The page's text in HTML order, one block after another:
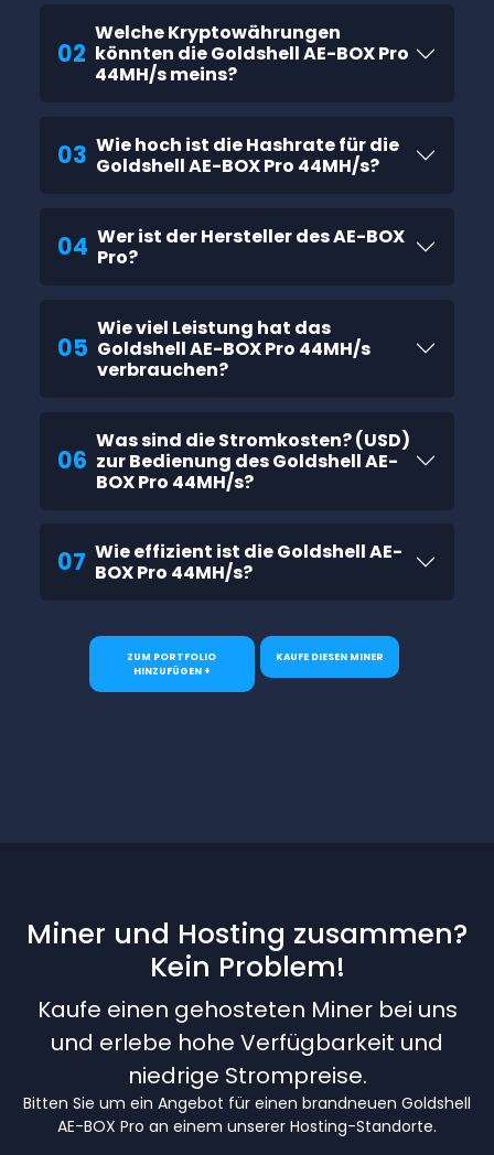
02
Welche Kryptowährungen
könnten die Goldshell AE-BOX Pro
44MH/s meins?
03 Wie hoch ist die Hashrate für die
Goldshell AE-BOX Pro 44MH/s?
04 Wer ist der Hersteller des AE-BOX
Pro?
05
Wie viel Leistung hat das
Goldshell AE-BOX Pro 44MH/s
verbrauchen?
06
Was sind die Stromkosten? (USD)
zur Bedienung des Goldshell AE-
BOX Pro 44MH/s?
07 Wie effizient ist die Goldshell AE-
BOX Pro 44MH/s?
ZUM PORTFOLIO
HINZUFÜGEN +
KAUFE DIESEN MINER
Miner und Hosting zusammen?
Kein Problem!
Kaufe einen gehosteten Miner bei uns
und erlebe hohe Verfügbarkeit und
niedrige Strompreise.
Bitten Sie um ein Angebot für einen brandneuen Goldshell
AE-BOX Pro an einem unserer Hosting-Standorte.